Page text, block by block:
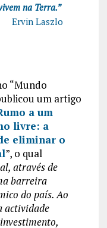
na Terra.”
Ervin Laszlo
“Mundo
um artigo
a um
livre: a
eliminar o
”, o qual
através de
barreira
do país. Ao
actividade